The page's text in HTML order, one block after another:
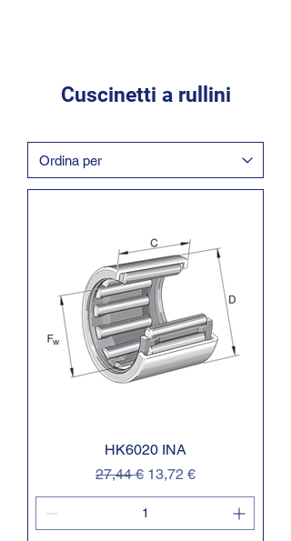
Cuscinetti a rullini
HK6020 INA
Prezzo regolare
27,44 € Prezzo scontato
13,72 €